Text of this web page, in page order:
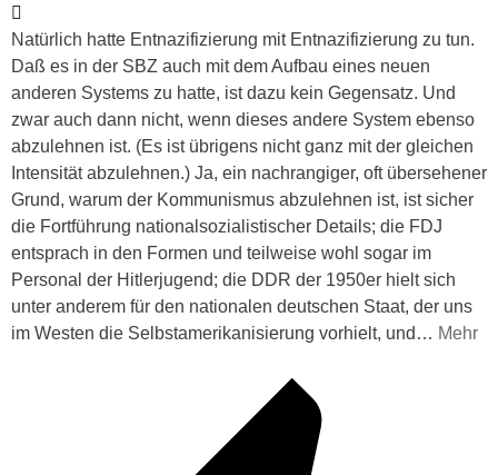
Natürlich hatte Entnazifizierung mit Entnazifizierung zu tun.
Daß es in der SBZ auch mit dem Aufbau eines neuen
anderen Systems zu hatte, ist dazu kein Gegensatz. Und
zwar auch dann nicht, wenn dieses andere System ebenso
abzulehnen ist. (Es ist übrigens nicht ganz mit der gleichen
Intensität abzulehnen.) Ja, ein nachrangiger, oft übersehener
Grund, warum der Kommunismus abzulehnen ist, ist sicher
die Fortführung nationalsozialistischer Details; die FDJ
entsprach in den Formen und teilweise wohl sogar im
Personal der Hitlerjugend; die DDR der 1950er hielt sich
unter anderem für den nationalen deutschen Staat, der uns
im Westen die Selbstamerikanisierung vorhielt, und … Mehr